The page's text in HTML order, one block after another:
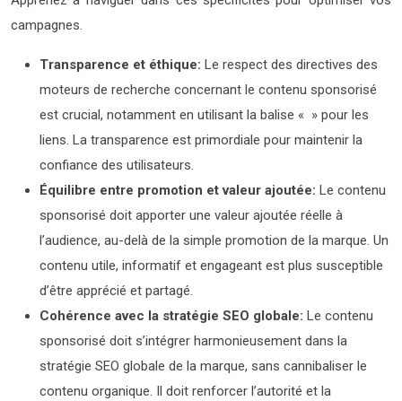
campagnes.
Transparence et éthique: Le respect des directives des
moteurs de recherche concernant le contenu sponsorisé
est crucial, notamment en utilisant la balise « » pour les
liens. La transparence est primordiale pour maintenir la
confiance des utilisateurs.
Équilibre entre promotion et valeur ajoutée: Le contenu
sponsorisé doit apporter une valeur ajoutée réelle à
l’audience, au-delà de la simple promotion de la marque. Un
contenu utile, informatif et engageant est plus susceptible
d’être apprécié et partagé.
Cohérence avec la stratégie SEO globale: Le contenu
sponsorisé doit s’intégrer harmonieusement dans la
stratégie SEO globale de la marque, sans cannibaliser le
contenu organique. Il doit renforcer l’autorité et la